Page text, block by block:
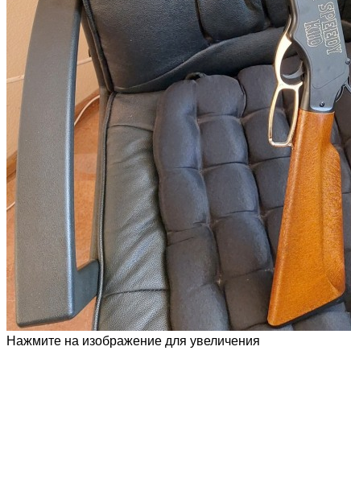
Нажмите на изображение для увеличения